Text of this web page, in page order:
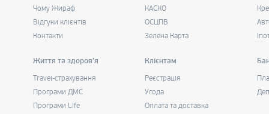
Чому Жираф
Відгуки клієнтів
Контакти
КАСКО
ОСЦПВ
Зелена Карта
Життя та здоров'я
Travel-страхування
Програми ДМС
Програми Life
Клієнтам
Реєстрація
Угода
Оплата та доставка